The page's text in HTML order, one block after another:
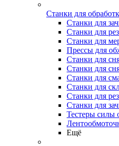
Станки для
Станки для
Станки для
Станки для
Прессы для
Станки для
Станки для
Станки для
Станки для
Станки для
Станки для
Тестеры силы
Ещё